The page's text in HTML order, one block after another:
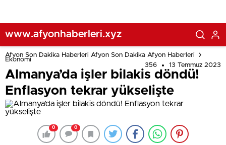
www.afyonhaberleri.xyz
Afyon Son Dakika Haberleri Afyon Son Dakika Afyon Haberleri
Ekonomi
356
13 Temmuz 2023
Almanya’da işler bilakis döndü!
Enflasyon tekrar yükselişte
0 0